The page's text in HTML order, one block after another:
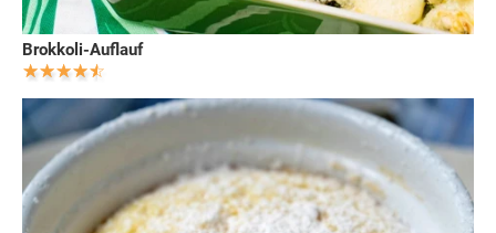
Brokkoli-Auflauf